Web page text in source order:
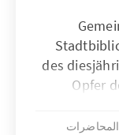
des
Opfer